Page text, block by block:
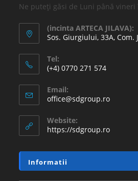
Ne puteți găsi de Luni până vineri
(incinta ARTECA JILAVA):
Sos. Giurgiului, 33A, Com.
Tel:
(+4) 0770 271 574
Email:
office@sdgroup.ro
Website:
https://sdgroup.ro
Informatii